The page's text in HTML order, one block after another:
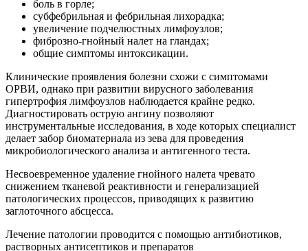
боль в горле;
субфебрильная и фебрильная лихорадка;
увеличение подчелюстных лимфоузлов;
фиброзно-гнойный налет на гландах;
общие симптомы интоксикации.
Клинические проявления болезни схожи с симптомами
ОРВИ, однако при развитии вирусного заболевания
гипертрофия лимфоузлов наблюдается крайне редко.
Диагностировать острую ангину позволяют
инструментальные исследования, в ходе которых специалист
делает забор биоматериала из зева для проведения
микробиологического анализа и антигенного теста.
Несвоевременное удаление гнойного налета чревато
снижением тканевой реактивности и генерализацией
патологических процессов, приводящих к развитию
заглоточного абсцесса.
Лечение патологии проводится с помощью антибиотиков,
растворных антисептиков и препаратов